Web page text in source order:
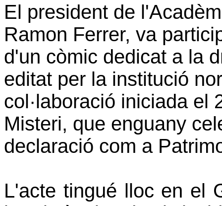
El president de
Ramon Ferrer, va
d'un còmic dedicat a la
editat per la institució
col·laboració iniciada el
Misteri, que enguany
declaració com a
L'acte tingué lloc en el